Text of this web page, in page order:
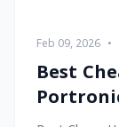
Feb 09, 2026 •
Best